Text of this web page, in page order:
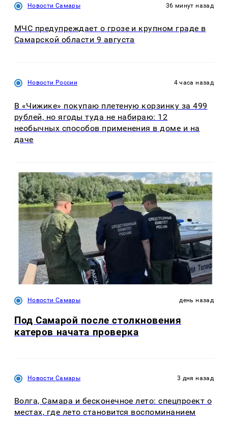
Новости Самары 36 минут назад
МЧС предупреждает о грозе и крупном граде в
Самарской области 9 августа
Новости России 4 часа назад
В «Чижике» покупаю плетеную корзинку за 499
рублей, но ягоды туда не набираю: 12
необычных способов применения в доме и на
даче
Новости Самары день назад
Под Самарой после столкновения
катеров начата проверка
Новости Самары 3 дня назад
Волга, Самара и бесконечное лето: спецпроект о
местах, где лето становится воспоминанием